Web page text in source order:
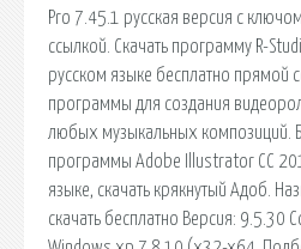
Pro 7.45.1 русская версия c
ссылкой. Скачать программу R-
русском языке бесплатно прямой
программы для создания
любых музыкальных композиций.
программы Adobe Illustrator CC
языке, скачать крякнутый Адоб.
скачать бесплатно Версия: 9.5.30